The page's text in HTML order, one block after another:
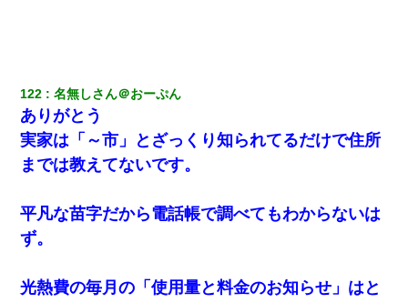
122 名無しさん＠おーぷん
ありがとう
実家は「～市」とざっくり知られてるだけで住所
までは教えてないです。
平凡な苗字だから電話帳で調べてもわからないは
ず。
光熱費の毎月の「使用量と料金のお知らせ」はと